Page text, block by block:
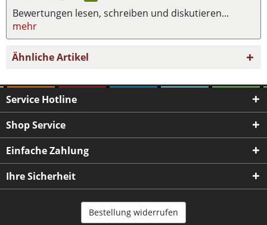
Bewertungen lesen, schreiben und diskutieren...
mehr
Ähnliche Artikel
Service Hotline
Shop Service
Einfache Zahlung
Ihre Sicherheit
Bestellung widerrufen